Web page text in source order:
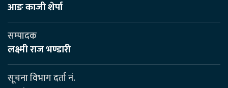
आङ काजी शेर्पा
सम्पादक
लक्ष्मी राज भण्डारी
सूचना विभाग दर्ता नं.